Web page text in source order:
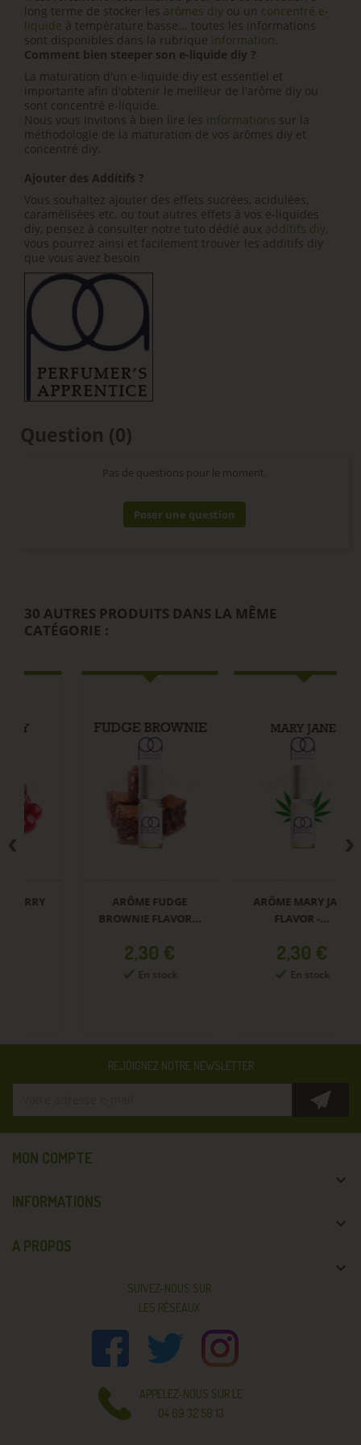
long terme de stocker les arômes diy ou un concentré e-
liquide à température basse... toutes les informations
sont disponibles dans la rubrique information
Comment bien steeper son e-liquide diy ?
La maturation d'un e-liquide diy est essentiel et
importante afin d'obtenir le meilleur de l'arôme diy ou
sont concentré e-liquide.
Nous vous invitons à bien lire les informations sur la
méthodologie de la maturation de vos arômes diy et
concentré diy.
Ajouter des Additifs ?
Vous souhaitez ajouter des effets sucrées, acidulées,
caramélisées etc. ou tout autres effets à vos e-liquides
diy, pensez à consulter notre tuto dédié aux additifs diy,
vous pourrez ainsi et facilement trouver les additifs diy
que vous avez besoin
Question (0)
Pas de questions pour le moment.
Poser une question
30 AUTRES PRODUITS DANS LA MÊME
CATÉGORIE :
ARÔME FUDGE
BROWNIE FLAVOR...
ARÔME MARY JANE
REJOIGNEZ NOTRE NEWSLETTER
MON COMPTE

INFORMATIONS

A PROPOS

SUIVEZ-NOUS SUR
LES RÉSEAUX
APPELEZ-NOUS SUR LE
04 69 32 58 13